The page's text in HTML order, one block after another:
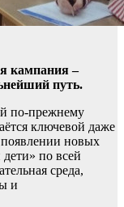
кампания –
путь.
по-прежнему
ключевой даже
новых
по всей
среда,
и